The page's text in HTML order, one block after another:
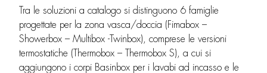
Tra le soluzioni a catalogo si distinguono 6 famiglie
progettate per la zona vasca/doccia (Fimabox –
Showerbox – Multibox -Twinbox), comprese le versioni
termostatiche (Thermobox – Thermobox S), a cui si
aggiungono i corpi Basinbox per i lavabi ad incasso e le